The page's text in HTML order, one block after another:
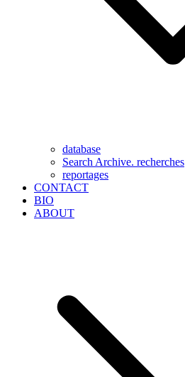
database
Search Archive. recherches
reportages
CONTACT
BIO
ABOUT